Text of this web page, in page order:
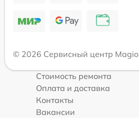
© 2026 Сервисный центр Magio
Стоимость ремонта
Оплата и доставка
Контакты
Вакансии